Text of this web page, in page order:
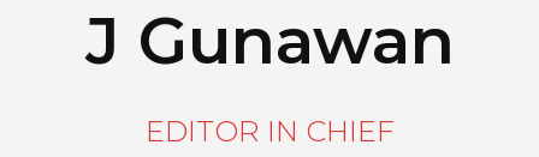
J Gunawan
EDITOR IN CHIEF